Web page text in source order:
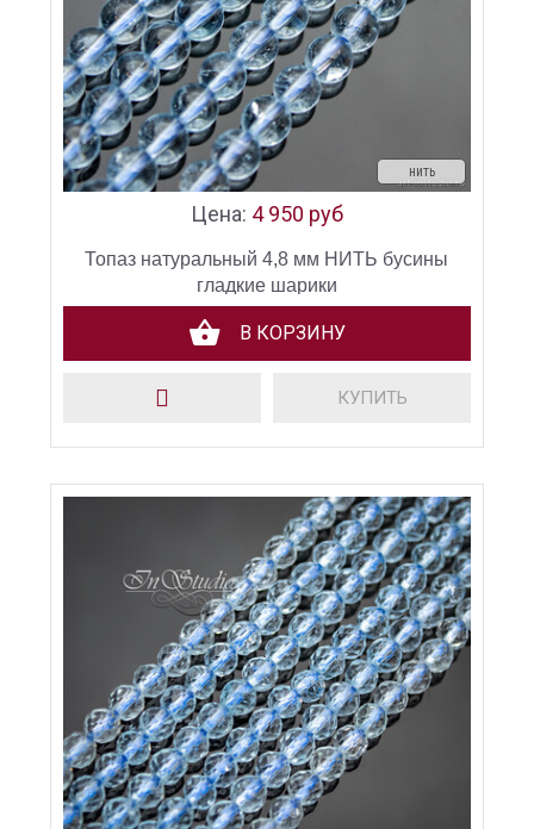
нить
Цена: 4 950 руб
Топаз натуральный 4,8 мм НИТЬ бусины
гладкие шарики
В КОРЗИНУ
КУПИТЬ